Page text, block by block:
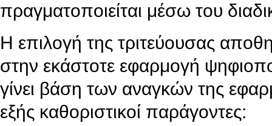
πραγματοποιείται μέσω του
Η επιλογή της τριτεύουσας
στην εκάστοτε εφαρμογή
γίνει βάση των αναγκών της
εξής καθοριστικοί παράγοντες: